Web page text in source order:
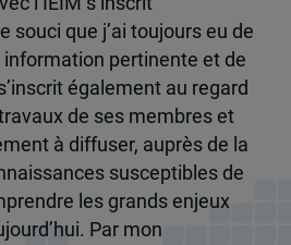
souci que j’ai toujours eu de
information pertinente et de
également au regard
de ses membres et
à diffuser, auprès de la
susceptibles de
les grands enjeux
Par mon